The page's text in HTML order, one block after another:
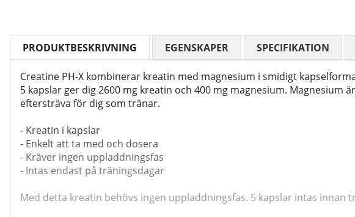
PRODUKTBESKRIVNING
Creatine PH-X kombinerar kreatin med magnesium i smidigt
5 kapslar ger dig 2600 mg kreatin och 400 mg magnesium.
eftersträva för dig som tränar.
- Kreatin i kapslar
- Enkelt att ta med och dosera
- Kräver ingen uppladdningsfas
- Intas endast på träningsdagar
Med detta kreatin behövs ingen uppladdningsfas. 5 kapslar intas
EGENSKAPER SPECIFIKATION